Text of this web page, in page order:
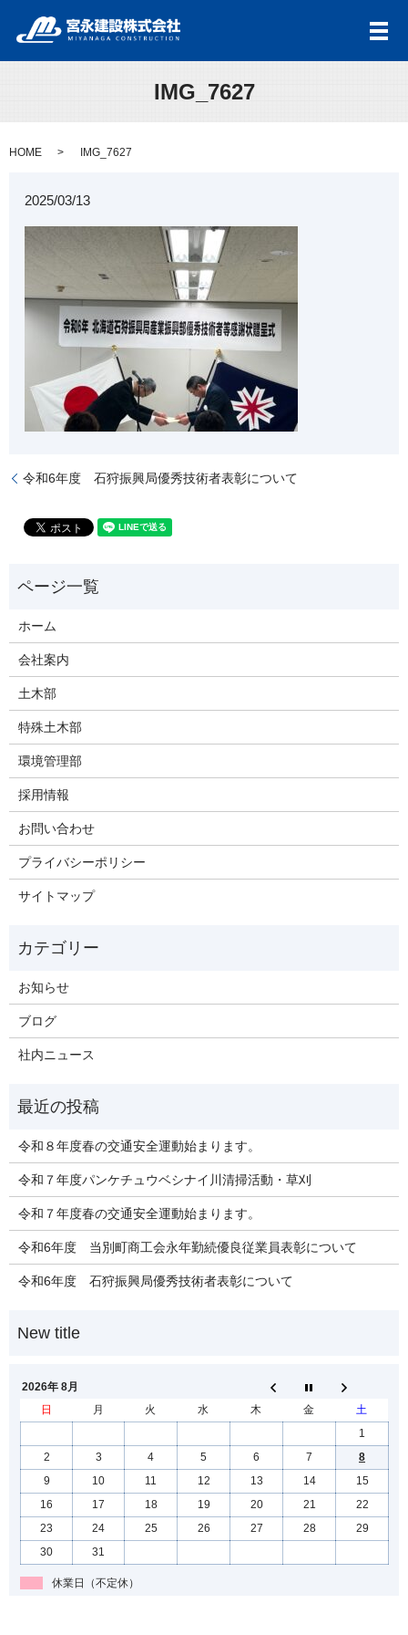
メ
IMG_7627
HOME IMG_7627
2025/03/13
令和6年度 石狩振興局優秀技術者表彰について
ホーム
会社案内
土木部
特殊土木部
環境管理部
採用情報
お問い合わせ
プライバシーポリシー
サイトマップ
お知らせ
ブログ
社内ニュース
令和８年度春の交通安全運動始まります。
令和７年度パンケチュウベシナイ川清掃活動・草刈
令和７年度春の交通安全運動始まります。
令和6年度 当別町商工会永年勤続優良従業員表彰について
令和6年度 石狩振興局優秀技術者表彰について
2026年 8月
日
月 火 水 木 金
土
1
2
3 4 5 6 7
8
9
10 11 12 13 14
15
16
17 18 19 20 21
22
23
24 25 26 27 28
29
30
31
休業日（不定休）